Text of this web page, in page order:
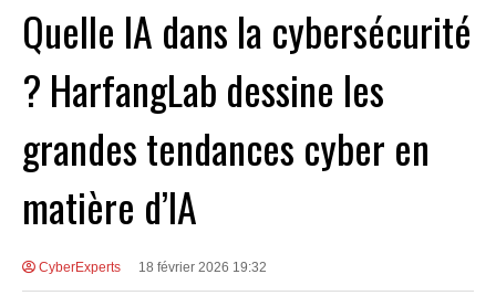
Quelle IA dans la cybersécurité
? HarfangLab dessine les
grandes tendances cyber en
matière d’IA
CyberExperts 18 février 2026 19:32